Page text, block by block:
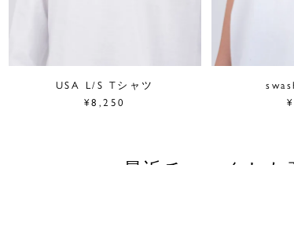
USA L/S Tシャツ
¥8,250
最近チェックした